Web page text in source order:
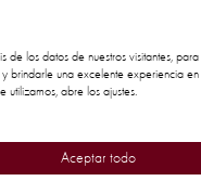
ejemplo, podrías
rodar, dar la
más común
Por
de unos días o
de los datos de nuestros visitantes,
brindarle una excelente experiencia
utilizamos, abre los ajustes.
Aceptar todo